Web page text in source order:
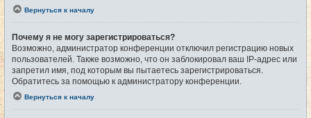
Вернуться к началу
Почему я не могу зарегистрироваться?
Возможно, администратор конференции отключил регистрацию новых
пользователей. Также возможно, что он заблокировал ваш IP-адрес или
запретил имя, под которым вы пытаетесь зарегистрироваться.
Обратитесь за помощью к администратору конференции.
Вернуться к началу